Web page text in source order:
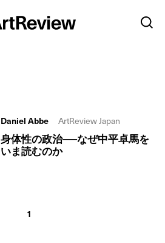
身体性の政治──なぜ中平卓馬を
いま読むのか
Daniel Abbe ArtReview Japan
1